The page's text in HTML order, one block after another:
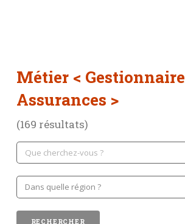
Métier < Gestionnaire
Assurances >
(169 résultats)